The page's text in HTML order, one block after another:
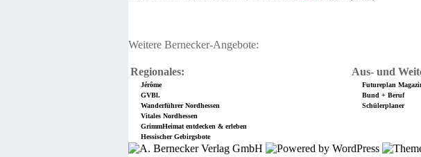
Weitere Bernecker-Angebote:
Regionales: Aus- und
Jérôme Futureplan
GVBl.
Bund + Beruf
Wanderführer Nordhessen
Schülerplaner
Vitales Nordhessen
GrimmHeimat entdecken & erleben
Hessischer Gebirgsbote